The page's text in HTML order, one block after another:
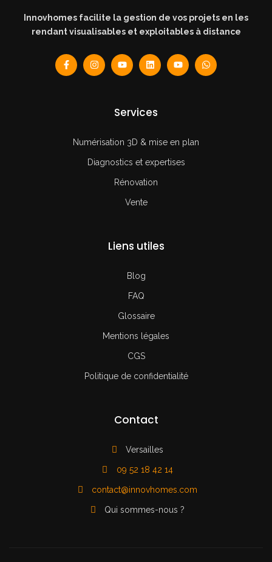
Innovhomes facilite la gestion de vos projets en les
rendant visualisables et exploitables à distance
Services
Numérisation 3D & mise en plan
Diagnostics et expertises
Rénovation
Vente
Liens utiles
Blog
FAQ
Glossaire
Mentions légales
CGS
Politique de confidentialité
Contact
Versailles
09 52 18 42 14
contact@innovhomes.com
Qui sommes-nous ?